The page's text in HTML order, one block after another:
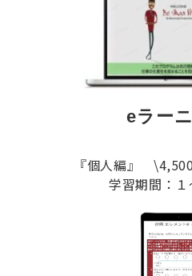
eラー
『個人編』
学習期間：